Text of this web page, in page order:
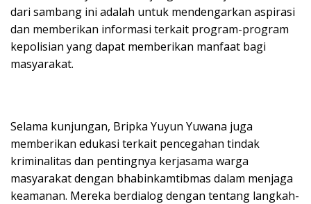
dari sambang ini adalah untuk mendengarkan aspirasi
dan memberikan informasi terkait program-program
kepolisian yang dapat memberikan manfaat bagi
masyarakat.
Selama kunjungan, Bripka Yuyun Yuwana juga
memberikan edukasi terkait pencegahan tindak
kriminalitas dan pentingnya kerjasama warga
masyarakat dengan bhabinkamtibmas dalam menjaga
keamanan. Mereka berdialog dengan tentang langkah-